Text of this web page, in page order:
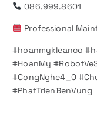
086.999.8601
Professional
#hoanmykleanco
#HoanMy
#CongNghe4_0
#PhatTrienBenVung